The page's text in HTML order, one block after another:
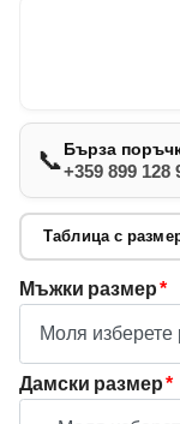
📞Бърза
+359 899 128
Таблица с
Мъжки размер*
Дамски размер*